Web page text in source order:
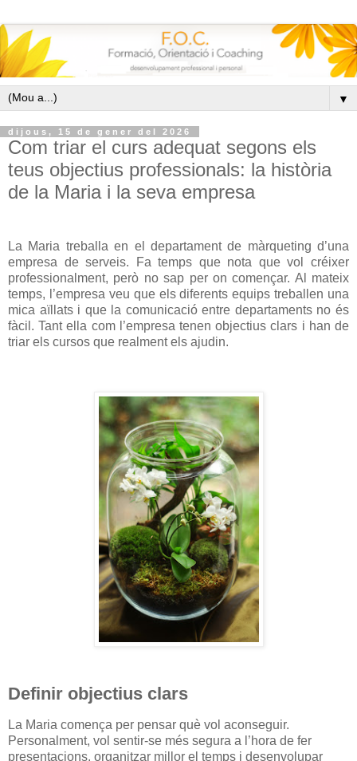
▼
dijous, 15 de gener del 2026
Com triar el curs adequat segons els
teus objectius professionals: la història
de la Maria i la seva empresa
La Maria treballa en el departament de màrqueting d’una
empresa de serveis. Fa temps que nota que vol créixer
professionalment, però no sap per on començar. Al mateix
temps, l’empresa veu que els diferents equips treballen una
mica aïllats i que la comunicació entre departaments no és
fàcil. Tant ella com l’empresa tenen objectius clars i han de
triar els cursos que realment els ajudin.
Definir objectius clars
La Maria comença per pensar què vol aconseguir.
Personalment, vol sentir-se més segura a l’hora de fer
presentacions, organitzar millor el temps i desenvolupar